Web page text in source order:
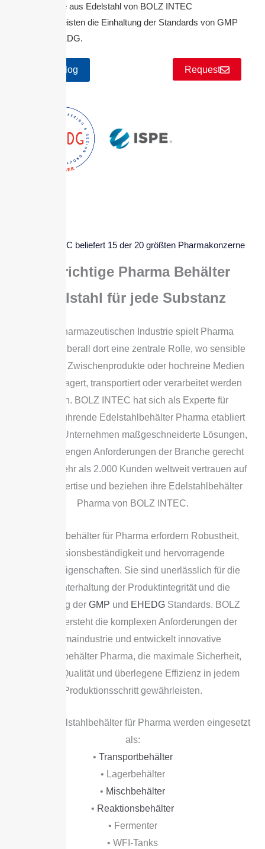
Apparate aus Edelstahl von BOLZ INTEC
gewährleisten die Einhaltung der Standards von GMP
und EHEDG.
Catalog Request
BOLZ INTEC beliefert 15 der 20 größten Pharmakonzerne
Der richtige Pharma Behälter
Edelstahl für jede Substanz
In der pharmazeutischen Industrie spielt Pharma
Edelstahl überall dort eine zentrale Rolle, wo sensible
Wirkstoffe, Zwischenprodukte oder hochreine Medien
sicher gelagert, transportiert oder verarbeitet werden
müssen. BOLZ INTEC hat sich als Experte für
branchenführende Edelstahlbehälter Pharma etabliert
und bietet Unternehmen maßgeschneiderte Lösungen,
die den strengen Anforderungen der Branche gerecht
werden. Mehr als 2.000 Kunden weltweit vertrauen auf
diese Expertise und beziehen ihre Edelstahlbehälter
Pharma von BOLZ INTEC.
Edelstahlbehälter für Pharma erfordern Robustheit,
Korrosionsbeständigkeit und hervorragende
Hygieneeigenschaften. Sie sind unerlässlich für die
Aufrechterhaltung der Produktintegrität und die
Einhaltung der GMP und EHEDG Standards. BOLZ
INTEC versteht die komplexen Anforderungen der
Pharmaindustrie und entwickelt innovative
Edelstahlbehälter Pharma, die maximale Sicherheit,
höchste Qualität und überlegene Effizienz in jedem
Produktionsschritt gewährleisten.
Unsere Edelstahlbehälter für Pharma werden eingesetzt
als:
• Transportbehälter
• Lagerbehälter
• Mischbehälter
• Reaktionsbehälter
• Fermenter
• WFI-Tanks